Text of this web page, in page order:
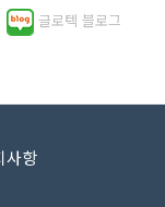
글로텍 블로그
사항